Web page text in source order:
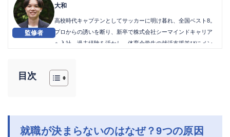
大和
高校時代キャプテンとしてサッカーに明け暮れ、全国ベスト8。
プロからの誘いを断り、新卒で株式会社シーマインドキャリア
へ入社。過去経験を活かし、体育会学生の就活支援並びにメン
目次
就職が決まらないのはなぜ？9つの原因